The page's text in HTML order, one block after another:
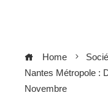
Home
Nantes Métropole :
Novembre